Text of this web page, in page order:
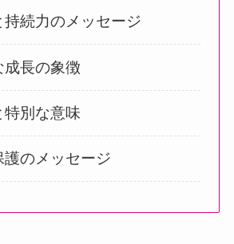
持続力のメッセージ
成長の象徴
特別な意味
護のメッセージ